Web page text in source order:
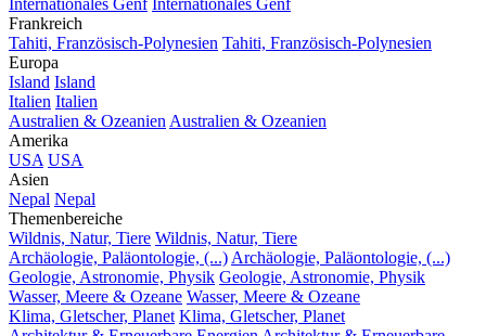
Frankreich
Tahiti, Französisch-Polynesien Tahiti, Französisch-Polynesien
Europa
Island Island
Italien Italien
Australien & Ozeanien Australien & Ozeanien
Amerika
USA USA
Asien
Nepal Nepal
Themenbereiche
Wildnis, Natur, Tiere Wildnis, Natur, Tiere
Archäologie, Paläontologie, (...) Archäologie, Paläontologie, (...)
Geologie, Astronomie, Physik Geologie, Astronomie, Physik
Wasser, Meere & Ozeane Wasser, Meere & Ozeane
Klima, Gletscher, Planet Klima, Gletscher, Planet